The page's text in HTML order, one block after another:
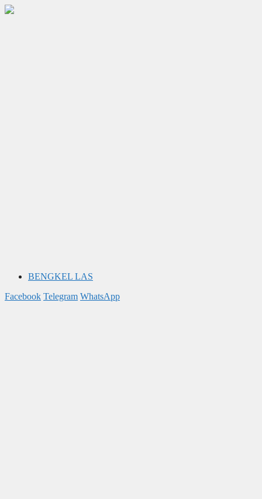
BENGKEL LAS
Facebook Telegram WhatsApp